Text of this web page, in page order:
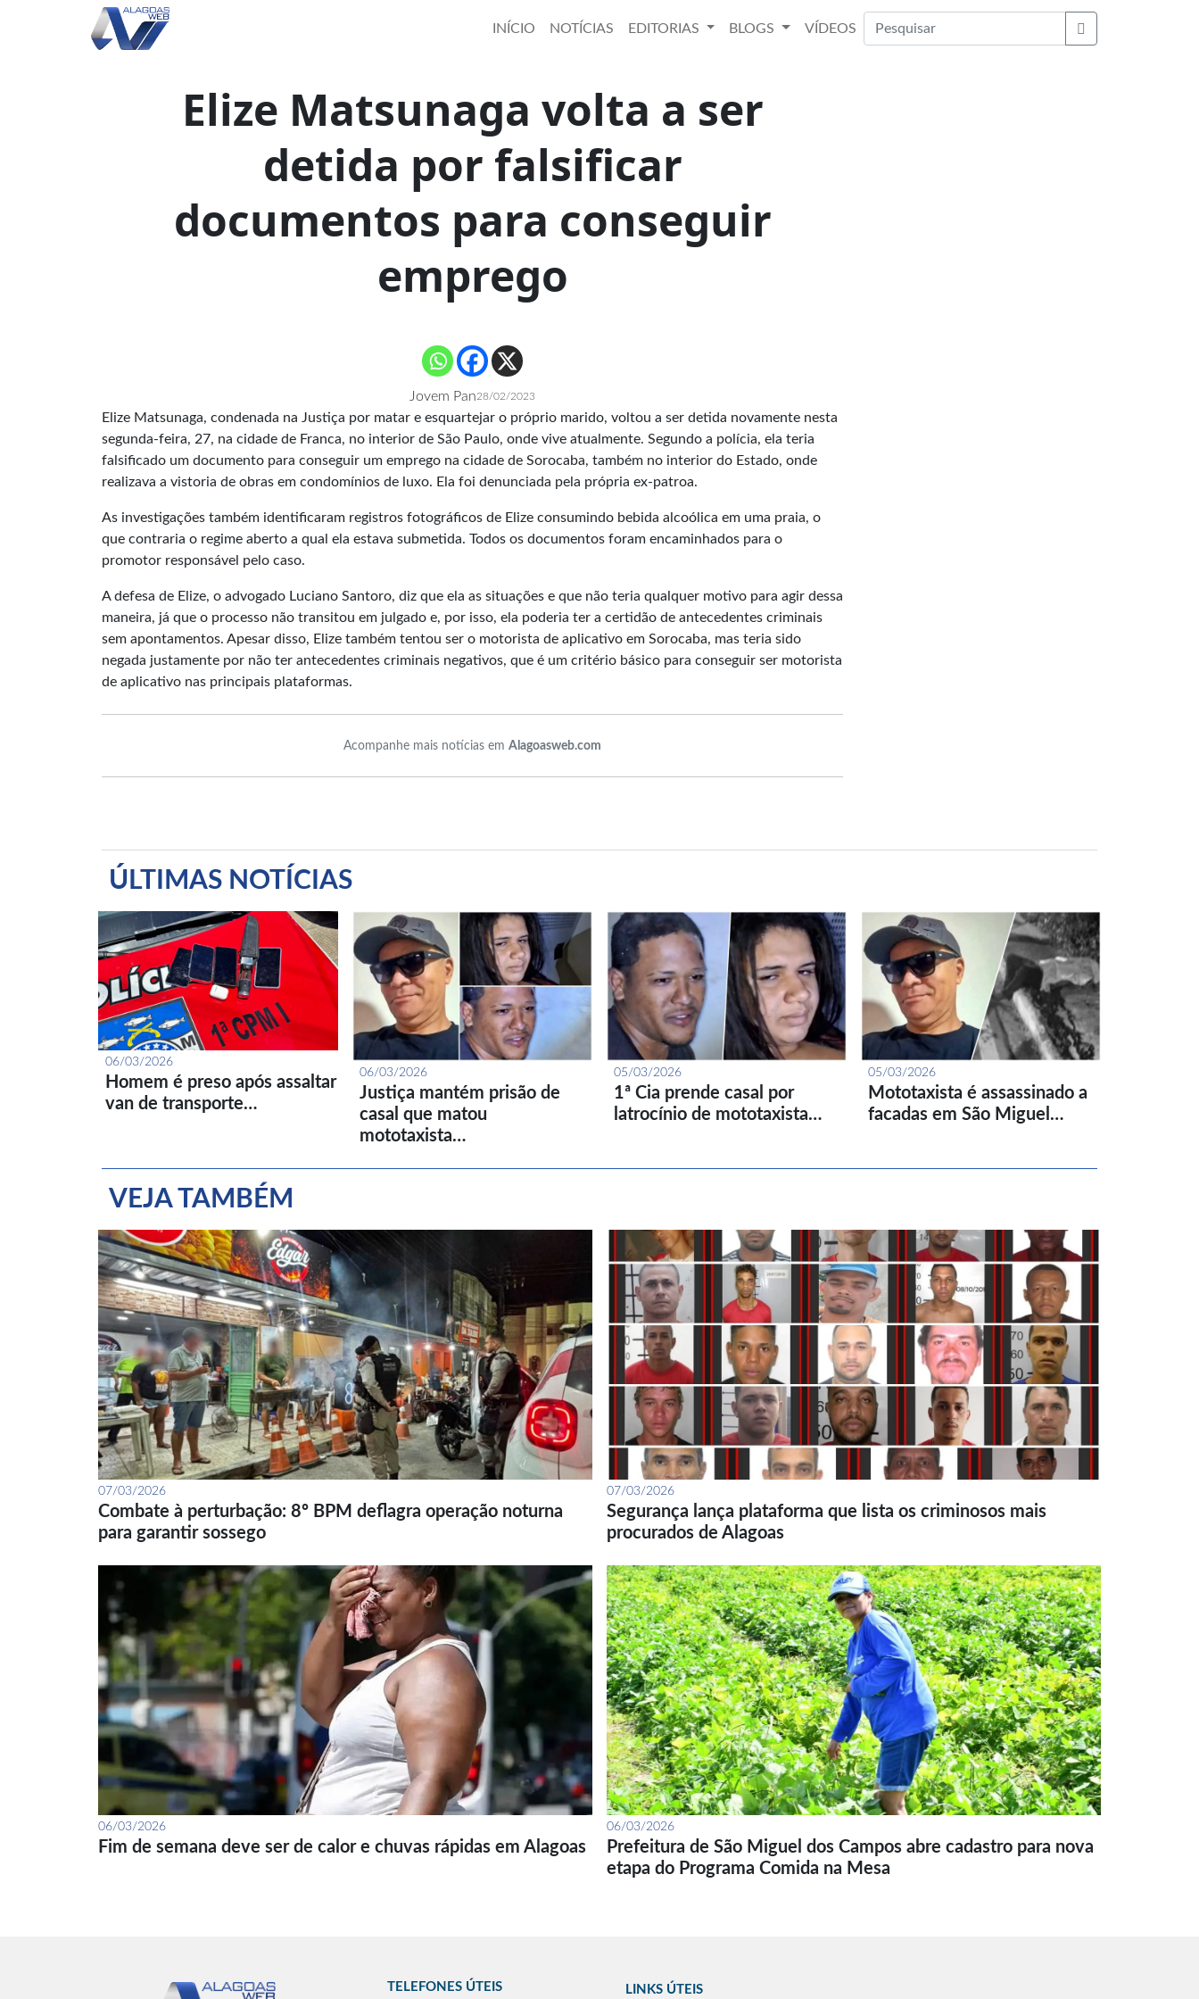
INÍCIO NOTÍCIAS EDITORIAS BLOGS
VÍDEOS
Buscar
Elize Matsunaga volta a ser
detida por falsificar
documentos para conseguir
emprego
Jovem Pan28/02/2023
Elize Matsunaga, condenada na Justiça por matar e esquartejar o próprio marido, voltou a ser detida novamente nesta
segunda-feira, 27, na cidade de Franca, no interior de São Paulo, onde vive atualmente. Segundo a polícia, ela teria
falsificado um documento para conseguir um emprego na cidade de Sorocaba, também no interior do Estado, onde
realizava a vistoria de obras em condomínios de luxo. Ela foi denunciada pela própria ex-patroa.
As investigações também identificaram registros fotográficos de Elize consumindo bebida alcoólica em uma praia, o
que contraria o regime aberto a qual ela estava submetida. Todos os documentos foram encaminhados para o
promotor responsável pelo caso.
A defesa de Elize, o advogado Luciano Santoro, diz que ela as situações e que não teria qualquer motivo para agir dessa
maneira, já que o processo não transitou em julgado e, por isso, ela poderia ter a certidão de antecedentes criminais
sem apontamentos. Apesar disso, Elize também tentou ser o motorista de aplicativo em Sorocaba, mas teria sido
negada justamente por não ter antecedentes criminais negativos, que é um critério básico para conseguir ser motorista
de aplicativo nas principais plataformas.
Acompanhe mais notícias em Alagoasweb.com
ÚLTIMAS NOTÍCIAS
06/03/2026
Homem é preso após assaltar
van de transporte…
06/03/2026
Justiça mantém prisão de
casal que matou
mototaxista…
05/03/2026
1ª Cia prende casal por
latrocínio de mototaxista…
05/03/2026
Mototaxista é assassinado a
facadas em São Miguel…
VEJA TAMBÉM
07/03/2026
Combate à perturbação: 8º BPM deflagra operação noturna
para garantir sossego
07/03/2026
Segurança lança plataforma que lista os criminosos mais
procurados de Alagoas
06/03/2026
Fim de semana deve ser de calor e chuvas rápidas em Alagoas
06/03/2026
Prefeitura de São Miguel dos Campos abre cadastro para nova
etapa do Programa Comida na Mesa
TELEFONES ÚTEIS LINKS ÚTEIS